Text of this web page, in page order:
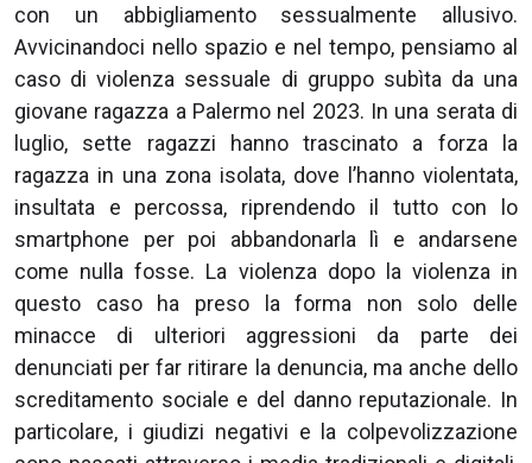
con un abbigliamento sessualmente allusivo.
Avvicinandoci nello spazio e nel tempo, pensiamo al
caso di violenza sessuale di gruppo subìta da una
giovane ragazza a Palermo nel 2023. In una serata di
luglio, sette ragazzi hanno trascinato a forza la
ragazza in una zona isolata, dove l’hanno violentata,
insultata e percossa, riprendendo il tutto con lo
smartphone per poi abbandonarla lì e andarsene
come nulla fosse. La violenza dopo la violenza in
questo caso ha preso la forma non solo delle
minacce di ulteriori aggressioni da parte dei
denunciati per far ritirare la denuncia, ma anche dello
screditamento sociale e del danno reputazionale. In
particolare, i giudizi negativi e la colpevolizzazione